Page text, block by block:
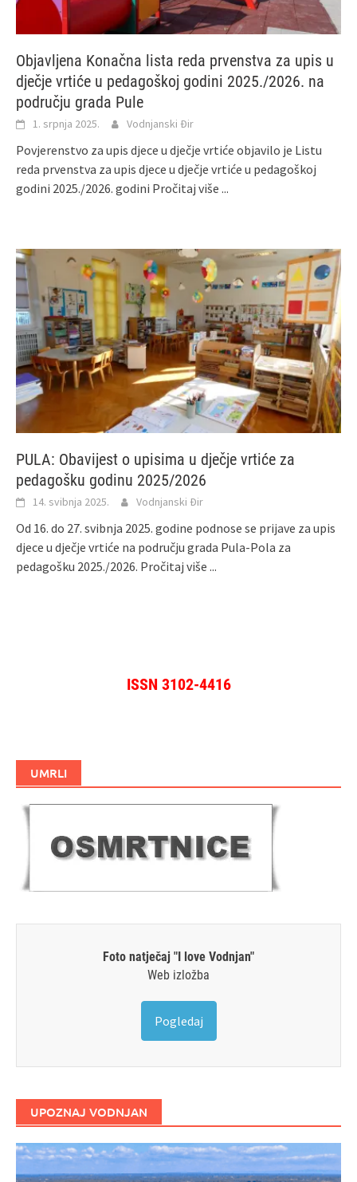
Objavljena Konačna lista reda prvenstva za upis u
dječje vrtiće u pedagoškoj godini 2025./2026. na
području grada Pule
1. srpnja 2025. Vodnjanski Đir
Povjerenstvo za upis djece u dječje vrtiće objavilo je Listu
reda prvenstva za upis djece u dječje vrtiće u pedagoškoj
godini 2025./2026. godini Pročitaj više ...
PULA: Obavijest o upisima u dječje vrtiće za
pedagošku godinu 2025/2026
14. svibnja 2025. Vodnjanski Đir
Od 16. do 27. svibnja 2025. godine podnose se prijave za upis
djece u dječje vrtiće na području grada Pula-Pola za
pedagošku 2025./2026. Pročitaj više ...
ISSN 3102-4416
UMRLI
Foto natječaj "I love Vodnjan"
Web izložba
Pogledaj
UPOZNAJ VODNJAN